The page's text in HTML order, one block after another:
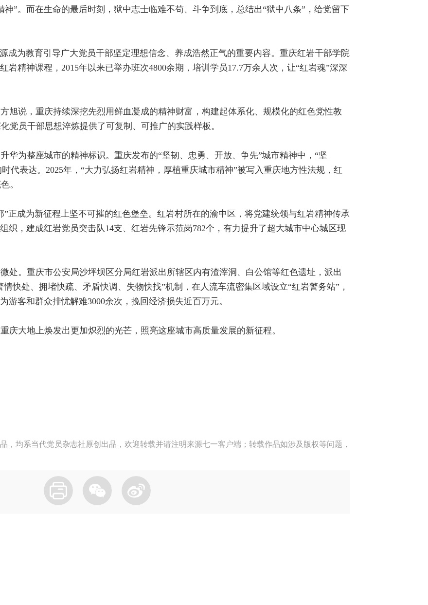
”。而在生命的最后时刻，狱中志士临难不苟、斗争到底，总结出“狱中八条”，给党留下
成为教育引导广大党员干部坚定理想信念、养成浩然正气的重要内容。重庆红岩干部学院
岩精神课程，2015年以来已举办班次4800余期，培训学员17.7万余人次，让“红岩魂”深深
旭说，重庆持续深挖先烈用鲜血凝成的精神财富，构建起体系化、规模化的红色党性教
党员干部思想淬炼提供了可复制、可推广的实践样板。
华为整座城市的精神标识。重庆发布的“坚韧、忠勇、开放、争先”城市精神中，“坚
代表达。2025年，“大力弘扬红岩精神，厚植重庆城市精神”被写入重庆地方性法规，红
。
正成为新征程上坚不可摧的红色堡垒。红岩村所在的渝中区，将党建统领与红岩精神传承
织，建成红岩党员突击队14支、红岩先锋示范岗782个，有力提升了超大城市中心城区现
处。重庆市公安局沙坪坝区分局红岩派出所辖区内有渣滓洞、白公馆等红色遗址，派出
快处、拥堵快疏、矛盾快调、失物快找”机制，在人流车流密集区域设立“红岩警务站”，
游客和群众排忧解难3000余次，挽回经济损失近百万元。
庆大地上焕发出更加炽烈的光芒，照亮这座城市高质量发展的新征程。
，均系当代党员杂志社原创出品，欢迎转载并请注明来源七一客户端；转载作品如涉及版权等问题，